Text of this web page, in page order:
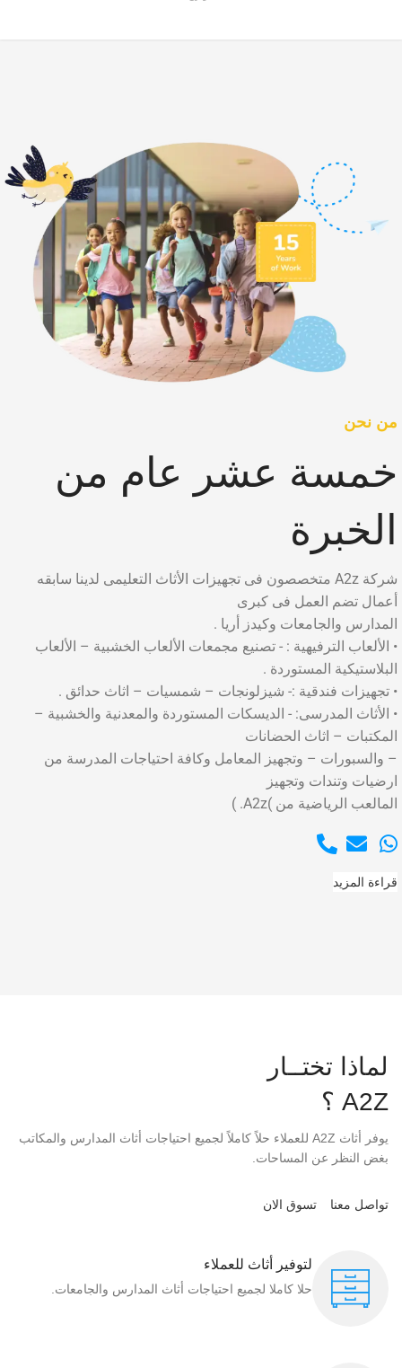
من نحن
خمسة عشر عام من
الخبرة
شركة A2z متخصصون فى تجهيزات الأثاث التعليمى لدينا سابقه
أعمال تضم العمل فى كبرى
المدارس والجامعات وكيدز أريا .
• الألعاب الترفيهية : - تصنيع مجمعات الألعاب الخشبية – الألعاب
البلاستيكية المستوردة .
• تجهيزات فندقية :- شيزلونجات – شمسيات – اثاث حدائق .
• الأثاث المدرسى: - الديسكات المستوردة والمعدنية والخشبية –
المكتبات – اثاث الحضانات
– والسبورات – وتجهيز المعامل وكافة احتياجات المدرسة من
ارضيات وتندات وتجهيز
المالعب الرياضية من )A2z. )
قراءة المزيد
لماذا تختــار
A2Z ؟
يوفر أثاث A2Z للعملاء حلاً كاملاً لجميع احتياجات أثاث المدارس والمكاتب
بغض النظر عن المساحات.
تواصل معنا تسوق الان
لتوفير أثاث للعملاء
حلا كاملا لجميع احتياجات أثاث المدارس والجامعات.